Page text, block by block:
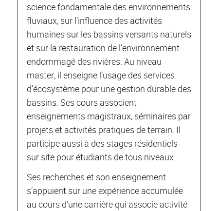
science fondamentale des environnements
fluviaux, sur l’influence des activités
humaines sur les bassins versants naturels
et sur la restauration de l’environnement
endommagé des rivières. Au niveau
master, il enseigne l’usage des services
d’écosystème pour une gestion durable des
bassins. Ses cours associent
enseignements magistraux, séminaires par
projets et activités pratiques de terrain. Il
participe aussi à des stages résidentiels
sur site pour étudiants de tous niveaux.
Ses recherches et son enseignement
s’appuient sur une expérience accumulée
au cours d’une carrière qui associe activité